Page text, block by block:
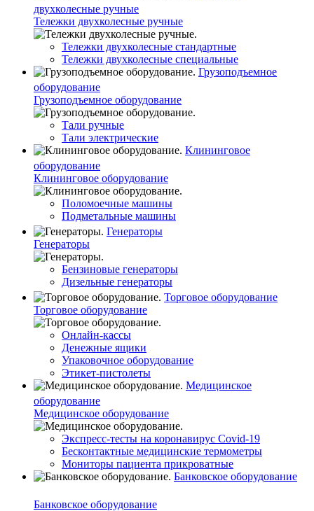
двухколесные ручные
Тележки двухколесные ручные
Тележки двухколесные стандартные
Тележки двухколесные специальные
Грузоподъемное
оборудование
Грузоподъемное оборудование
Тали ручные
Тали электрические
Клининговое
оборудование
Клининговое оборудование
Поломоечные машины
Подметальные машины
Генераторы
Генераторы
Бензиновые генераторы
Дизельные генераторы
Торговое оборудование
Торговое оборудование
Онлайн-кассы
Денежные ящики
Упаковочное оборудование
Этикет-пистолеты
Медицинское
оборудование
Медицинское оборудование
Экспресс-тесты на коронавирус Covid-19
Бесконтактные медицинские термометры
Мониторы пациента прикроватные
Банковское оборудование
Банковское оборудование